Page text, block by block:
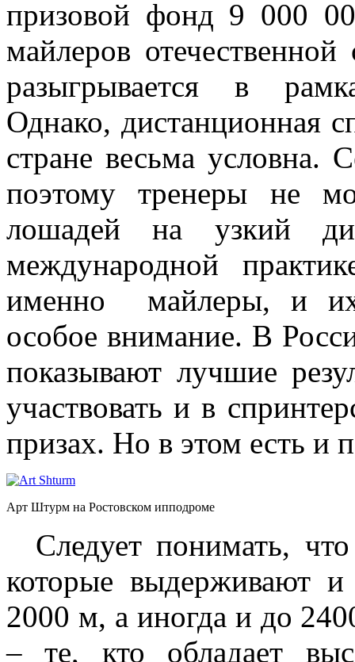
призовой фонд 9 000
майлеров
разыгрывается в
Однако, дистанционная
стране весьма условна.
поэтому тренеры не
лошадей на узкий
международной
именно майлеры, и их
особое внимание. В
показывают лучшие
участвовать и в
призах. Но в этом есть и
Арт Штурм на Ростовском ипподроме
Следует понимать,
которые выдерживают
2000 м, а иногда и до
– те, кто обладает